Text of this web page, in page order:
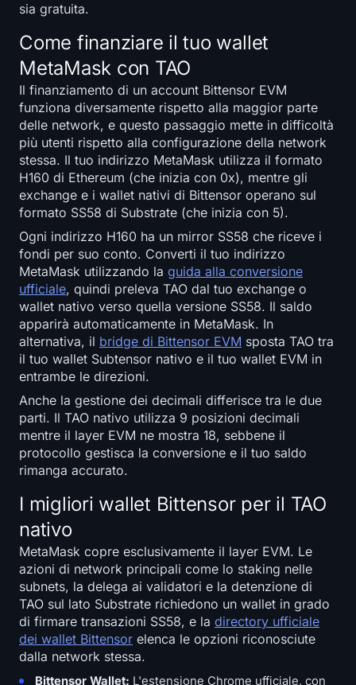
sia gratuita.
Come finanziare il tuo wallet
MetaMask con TAO
Il finanziamento di un account Bittensor EVM
funziona diversamente rispetto alla maggior parte
delle network, e questo passaggio mette in difficoltà
più utenti rispetto alla configurazione della network
stessa. Il tuo indirizzo MetaMask utilizza il formato
H160 di Ethereum (che inizia con 0x), mentre gli
exchange e i wallet nativi di Bittensor operano sul
formato SS58 di Substrate (che inizia con 5).
Ogni indirizzo H160 ha un mirror SS58 che riceve i
fondi per suo conto. Converti il tuo indirizzo
MetaMask utilizzando la guida alla conversione
ufficiale, quindi preleva TAO dal tuo exchange o
wallet nativo verso quella versione SS58. Il saldo
apparirà automaticamente in MetaMask. In
alternativa, il bridge di Bittensor EVM sposta TAO tra
il tuo wallet Subtensor nativo e il tuo wallet EVM in
entrambe le direzioni.
Anche la gestione dei decimali differisce tra le due
parti. Il TAO nativo utilizza 9 posizioni decimali
mentre il layer EVM ne mostra 18, sebbene il
protocollo gestisca la conversione e il tuo saldo
rimanga accurato.
I migliori wallet Bittensor per il TAO
nativo
MetaMask copre esclusivamente il layer EVM. Le
azioni di network principali come lo staking nelle
subnets, la delega ai validatori e la detenzione di
TAO sul lato Substrate richiedono un wallet in grado
di firmare transazioni SS58, e la directory ufficiale
dei wallet Bittensor elenca le opzioni riconosciute
dalla network stessa.
Bittensor Wallet: L'estensione Chrome ufficiale, con